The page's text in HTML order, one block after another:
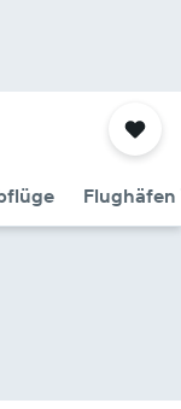
Flughäfen